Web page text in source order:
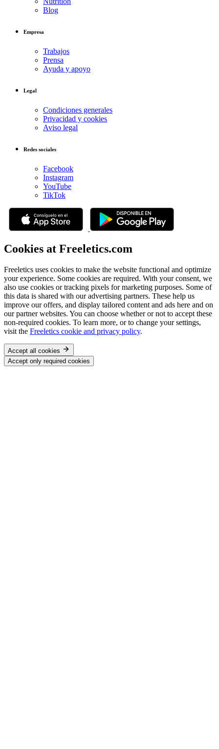
Blog
Empresa
Trabajos
Prensa
Ayuda y apoyo
Legal
Condiciones generales
Privacidad y cookies
Aviso legal
Redes sociales
Facebook
Instagram
YouTube
TikTok
Cookies at Freeletics.com
Freeletics uses cookies to make the website functional and optimize
your experience. Some cookies are required. With your consent, we
also use cookies or tracking pixels for marketing purposes. Some of
this data is shared with our advertising partners. These help us
improve our offers, and display tailored content and ads here and on
our partner websites. You can choose whether or not to accept these
non-required cookies. To learn more, or to change your settings,
visit the Freeletics cookie and privacy policy.
Accept all cookies
Accept only required cookies